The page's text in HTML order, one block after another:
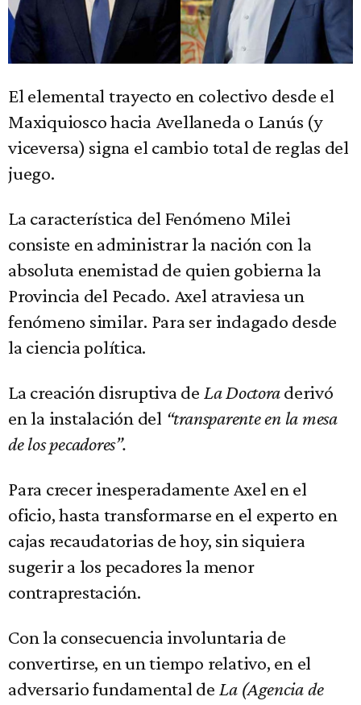
El elemental trayecto en colectivo desde el
Maxiquiosco hacia Avellaneda o Lanús (y
viceversa) signa el cambio total de reglas del
juego.
La característica del Fenómeno Milei
consiste en administrar la nación con la
absoluta enemistad de quien gobierna la
Provincia del Pecado. Axel atraviesa un
fenómeno similar. Para ser indagado desde
la ciencia política.
La creación disruptiva de La Doctoraderivó
en la instalación del “transparente en la mesa
de los pecadores”.
Para crecer inesperadamente Axel en el
oficio, hasta transformarse en el experto en
cajas recaudatorias de hoy, sin siquiera
sugerir a los pecadores la menor
contraprestación.
Con la consecuencia involuntaria de
convertirse, en un tiempo relativo, en el
adversario fundamental de La (Agencia de